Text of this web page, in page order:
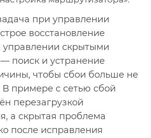
при управлении
восстановление
управлении скрытыми
поиск и устранение
чтобы сбои больше не
В примере с сетью сбой
перезагрузкой
а скрытая проблема
после исправления